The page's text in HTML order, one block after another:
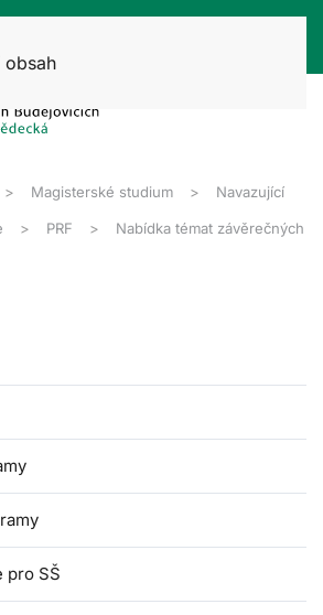
obsah
Magisterské studium Navazující
PRF Nabídka témat závěrečných
pro SŠ